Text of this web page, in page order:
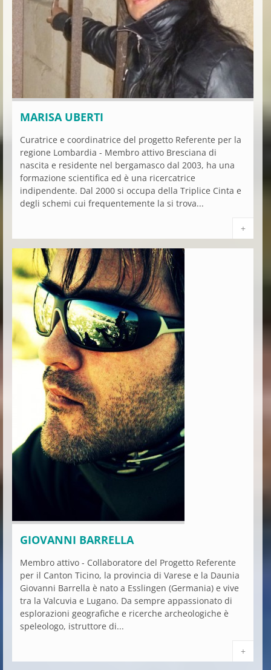
MARISA UBERTI
Curatrice e coordinatrice del progetto Referente per la
regione Lombardia - Membro attivo Bresciana di
nascita e residente nel bergamasco dal 2003, ha una
formazione scientifica ed è una ricercatrice
indipendente. Dal 2000 si occupa della Triplice Cinta e
degli schemi cui frequentemente la si trova...
+
GIOVANNI BARRELLA
Membro attivo - Collaboratore del Progetto Referente
per il Canton Ticino, la provincia di Varese e la Daunia
Giovanni Barrella è nato a Esslingen (Germania) e vive
tra la Valcuvia e Lugano. Da sempre appassionato di
esplorazioni geografiche e ricerche archeologiche è
speleologo, istruttore di...
+